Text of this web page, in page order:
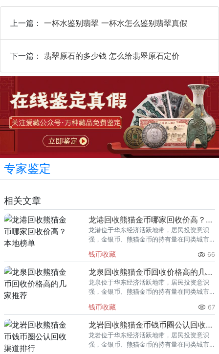
上一篇： 一杯水鉴别翡翠 一杯水怎么鉴别翡翠真假
下一篇： 翡翠原石的多少钱 怎么给翡翠原石定价
专家鉴定
相关文章
龙港回收熊猫金币哪家回收价高？本地榜单
龙港位于华东经济活跃地带，居民投资意识
强，金银币、熊猫金币的持有量在同类城市
熊猫金币的需求就明显升温，但鱼龙混杂的
回收渠道里，能精准识别版别溢
钱币收藏 66
龙泉回收熊猫金币回收价格高的几家推荐
龙泉位于华东经济活跃地带，居民投资意识
强，金银币、熊猫金币的持有量在同类城市
熊猫金币的需求就明显升温，但鱼龙混杂的
回收渠道里，能精准识别版别溢
钱币收藏 67
龙岩回收熊猫金币钱币圈公认回收渠道排行
龙岩位于华东经济活跃地带，居民投资意识
强，金银币、熊猫金币的持有量在同类城市